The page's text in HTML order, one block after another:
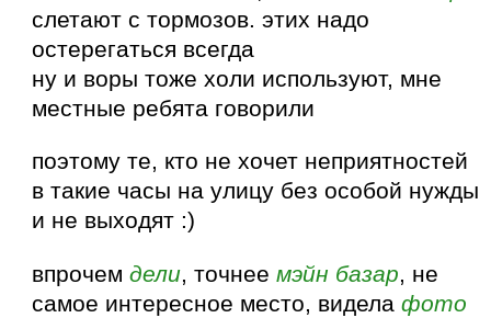
слетают с тормозов. этих надо
остерегаться всегда
ну и воры тоже холи используют, мне
местные ребята говорили
поэтому те, кто не хочет неприятностей
в такие часы на улицу без особой нужды
и не выходят :)
впрочемдели, точнеемэйн базар, не
самое интересное место, виделафото